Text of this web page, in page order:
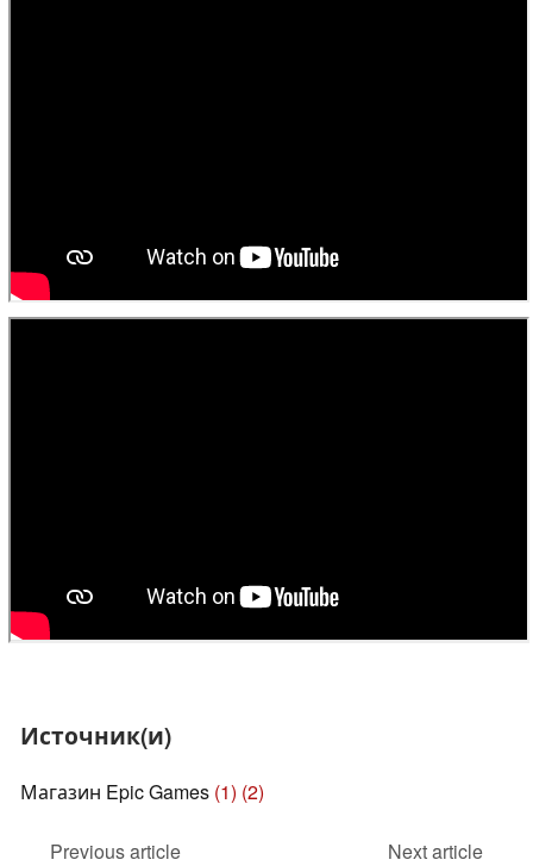
Источник(и)
Магазин Epic Games (1) (2)
Previous article
Next article